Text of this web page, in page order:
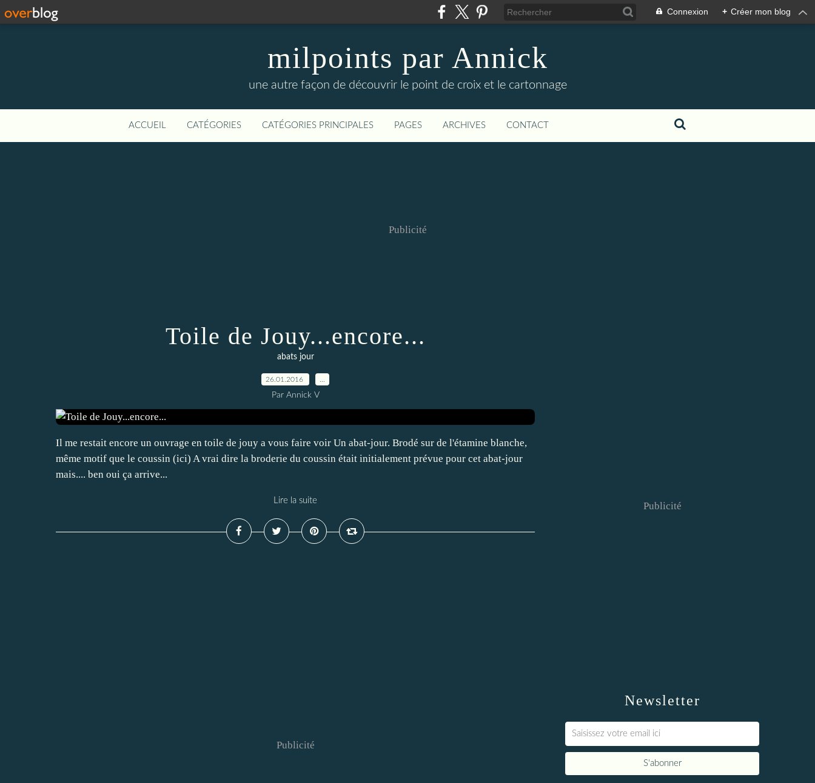
Connexion + Créer mon blog
milpoints par Annick
une autre façon de découvrir le point de croix et le cartonnage
ACCUEIL CATÉGORIES CATÉGORIES PRINCIPALES PAGES ARCHIVES CONTACT
Publicité
Toile de Jouy...encore...
abats jour
26.01.2016
Par Annick V
Il me restait encore un ouvrage en toile de jouy a vous faire voir Un abat-jour. Brodé sur de l'étamine blanche,
même motif que le coussin (ici) A vrai dire la broderie du coussin était initialement prévue pour cet abat-jour
mais.... ben oui ça arrive...
Lire la suite
Publicité
Newsletter
Publicité